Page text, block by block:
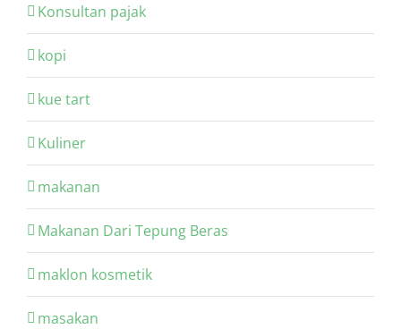
Konsultan pajak
kopi
kue tart
Kuliner
makanan
Makanan Dari Tepung Beras
maklon kosmetik
masakan